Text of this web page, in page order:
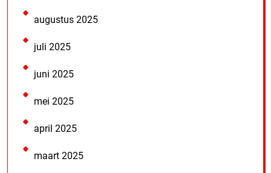
augustus 2025
juli 2025
juni 2025
mei 2025
april 2025
maart 2025